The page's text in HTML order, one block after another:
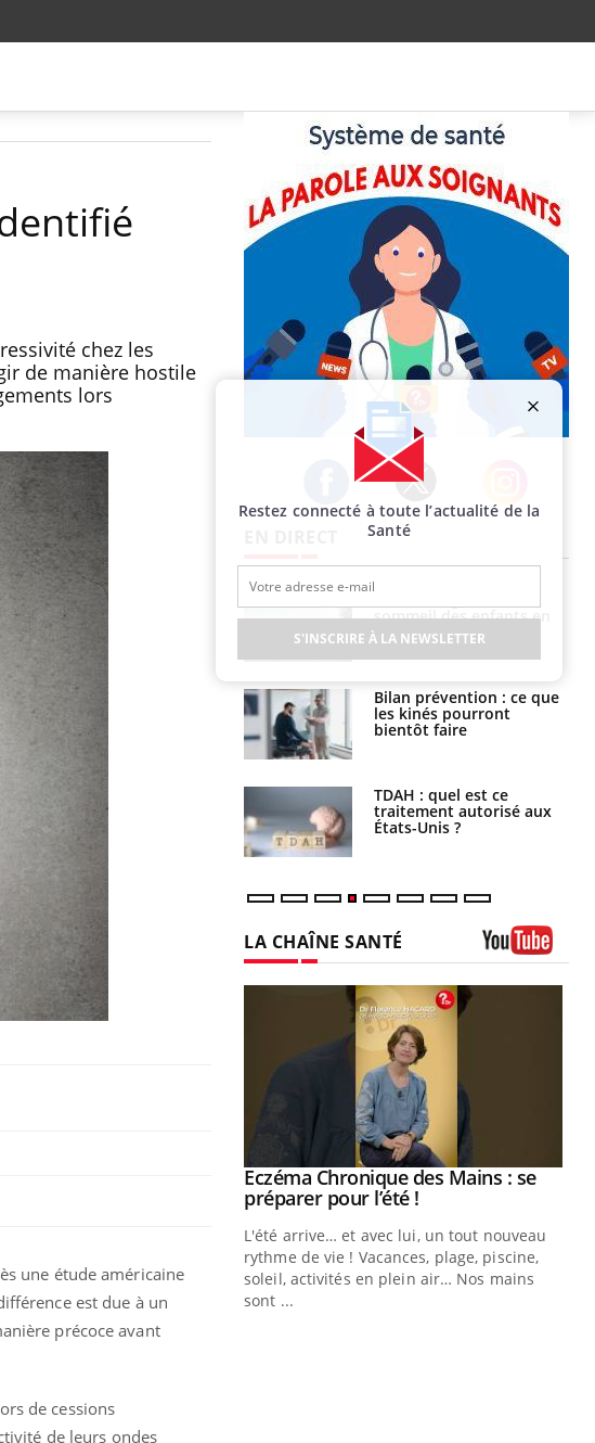
chez les
de manière hostile
lors
une étude américaine
est due à un
précoce avant
de cessions
de leurs ondes
Facebook Twitter Instagram
Mordue par un
barracuda, une petite fille
secourue grâce à un
Légionellose en Suisse :
quelle est l’origine de la
contamination ?
Allergies alimentaires :
une nouvelle arme contre
les réactions sévères
sommeil des enfants en
vacances ?
Bilan prévention : ce que
les kinés pourront
bientôt faire
TDAH : quel est ce
traitement autorisé aux
États-Unis ?
LA CHAÎNE SANTÉ
parfois chez les soignants.
Youtube
Eczéma Chronique des Mains : se
préparer pour l’été !Youtube
L'été arrive… et avec lui, un tout nouveau
rythme de vie ! Vacances, plage, piscine,
soleil, activités en plein air… Nos mains
sont ...
Restez connecté à toute l’actualité de la
Santé
S'INSCRIRE À LA NEWSLETTER